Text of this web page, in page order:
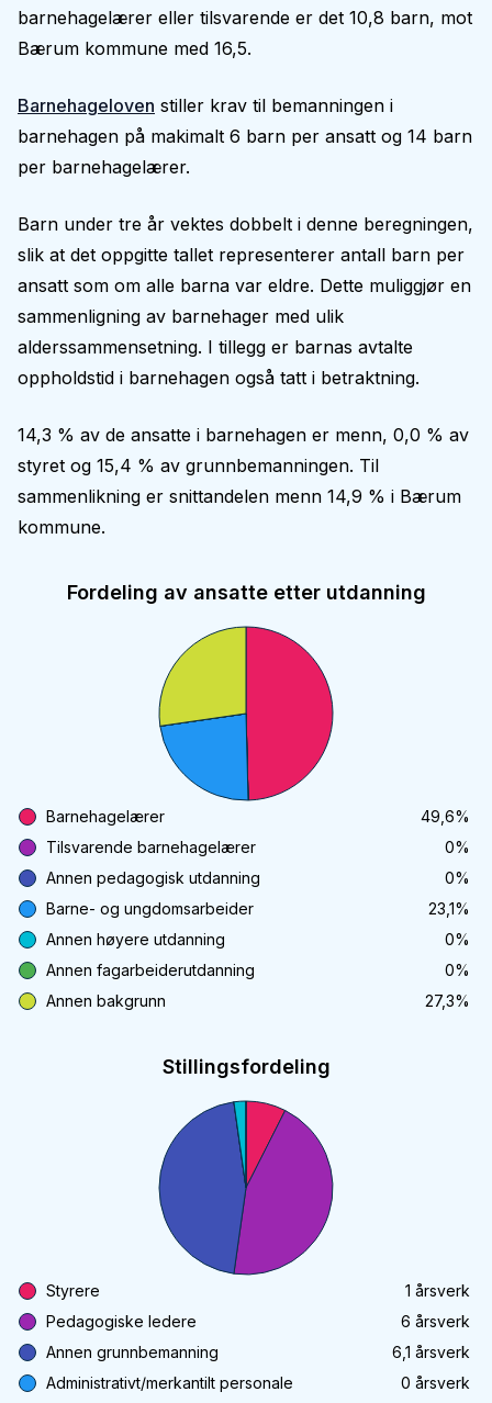
barnehagelærer eller tilsvarende er det 10,8 barn, mot
Bærum kommune med 16,5.
Barnehageloven stiller krav til bemanningen i
barnehagen på makimalt 6 barn per ansatt og 14 barn
per barnehagelærer.
Barn under tre år vektes dobbelt i denne beregningen,
slik at det oppgitte tallet representerer antall barn per
ansatt som om alle barna var eldre. Dette muliggjør en
sammenligning av barnehager med ulik
alderssammensetning. I tillegg er barnas avtalte
oppholdstid i barnehagen også tatt i betraktning.
14,3 % av de ansatte i barnehagen er menn, 0,0 % av
styret og 15,4 % av grunnbemanningen. Til
sammenlikning er snittandelen menn 14,9 % i Bærum
kommune.
Fordeling av ansatte etter utdanning
Barnehagelærer 49,6%
Tilsvarende barnehagelærer
0%
Annen pedagogisk utdanning
0%
Barne- og ungdomsarbeider
23,1%
Annen høyere utdanning
0%
Annen fagarbeiderutdanning
0%
Annen bakgrunn
27,3%
Stillingsfordeling
Styrere 1 årsverk
Pedagogiske ledere
6 årsverk
Annen grunnbemanning
6,1 årsverk
Administrativt/merkantilt personale
0 årsverk